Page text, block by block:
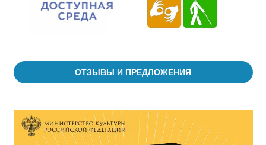
ОТЗЫВЫ И ПРЕДЛОЖЕНИЯ